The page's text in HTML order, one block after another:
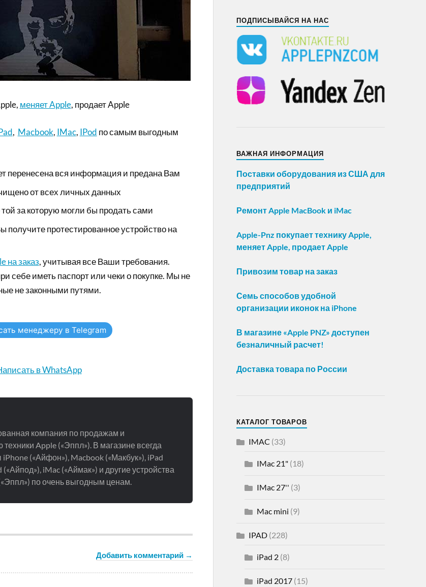
меняет Apple, продает Apple
, Macbook, IMac, IPod по самым выгодным
перенесена вся информация и предана Вам
от всех личных данных
за которую могли бы продать сами
получите протестированное устройство на
на заказ, учитывая все Ваши требования.
себе иметь паспорт или чеки о покупке. Мы не
не законными путями.
менеджеру в Telegram
в WhatsApp
компания по продажам и
Apple («Эппл»). В магазине всегда
(«Айфон»), Macbook («Макбук»), iPad
(«Айпод»), iMac («Аймак») и другие устройства
по очень выгодным ценам.
Добавить комментарий →
ПОДПИСЫВАЙСЯ НА НАС
ВАЖНАЯ ИНФОРМАЦИЯ
Поставки оборудования из США для
предприятий
Ремонт Apple MacBook и iMac
Apple-Pnz покупает технику Apple,
меняет Apple, продает Apple
Привозим товар на заказ
Семь способов удобной
организации иконок на iPhone
В магазине «Apple PNZ» доступен
безналичный расчет!
Доставка товара по России
КАТАЛОГ ТОВАРОВ
IMAC (33)
IMac 21"(18)
IMac 27'' (3)
Mac mini (9)
IPAD(228)
iPad 2(8)
iPad 2017(15)